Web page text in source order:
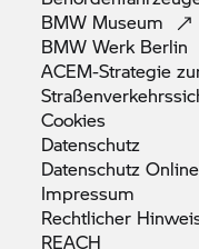
BMW Museum
BMW Werk Berlin
ACEM-Strategie
Cookies
Datenschutz
Datenschutz
Impressum
Rechtlicher
REACH